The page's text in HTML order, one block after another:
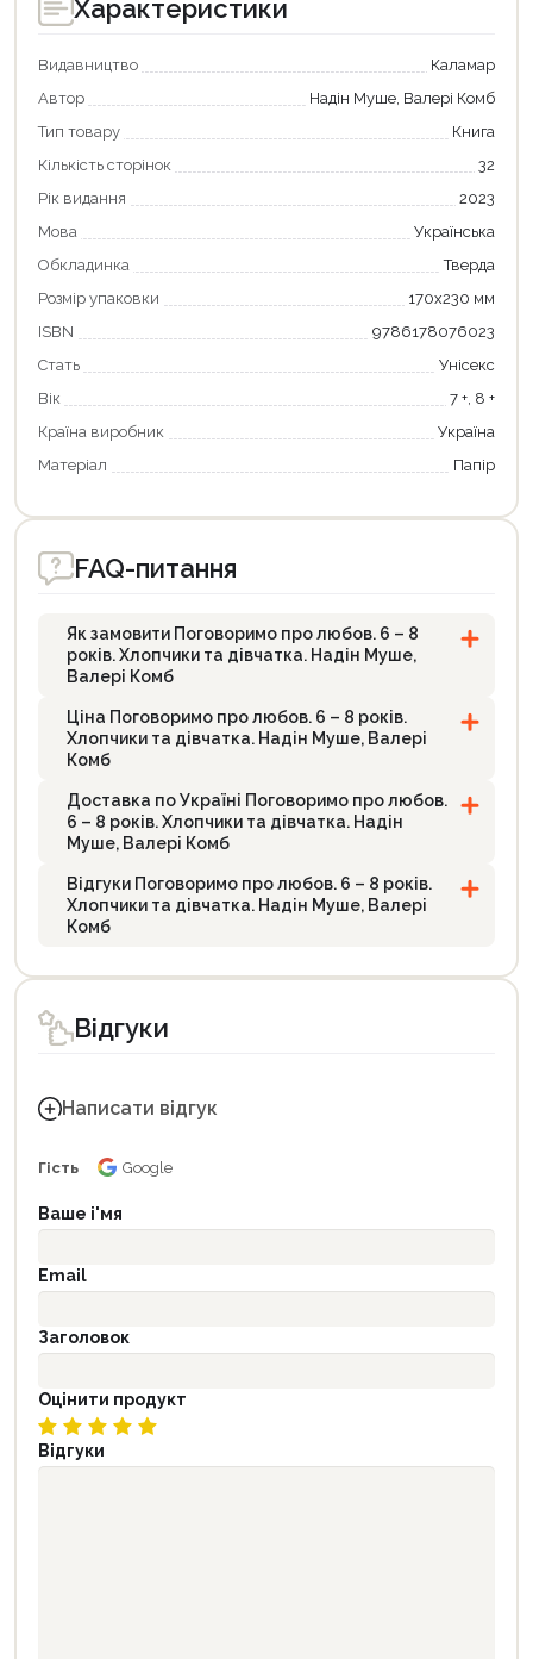
Характеристики
Видавництво
Каламар
Автор
Надін Муше, Валері Комб
Тип товару
Книга
Кількість сторінок
32
Рік видання
2023
Мова
Українська
Обкладинка
Тверда
Розмір упаковки
170х230 мм
ISBN
9786178076023
Стать
Унісекс
Вік
7 +, 8 +
Країна виробник
Україна
Матеріал
Папір
FAQ-питання
Як замовити Поговоримо про любов. 6 – 8
років. Хлопчики та дівчатка. Надін Муше,
Валері Комб
Ціна Поговоримо про любов. 6 – 8 років.
Хлопчики та дівчатка. Надін Муше, Валері
Комб
Доставка по Україні Поговоримо про любов.
6 – 8 років. Хлопчики та дівчатка. Надін
Муше, Валері Комб
Відгуки Поговоримо про любов. 6 – 8 років.
Хлопчики та дівчатка. Надін Муше, Валері
Комб
Відгуки
Написати відгук
Гість Google
Ваше і'мя
Email
Заголовок
Оцінити продукт
Відгуки
Продовжити покупки